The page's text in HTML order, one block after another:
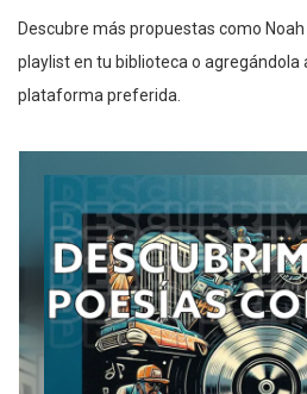
Descubre más propuestas como
playlist en tu biblioteca o agregándola
plataforma preferida.